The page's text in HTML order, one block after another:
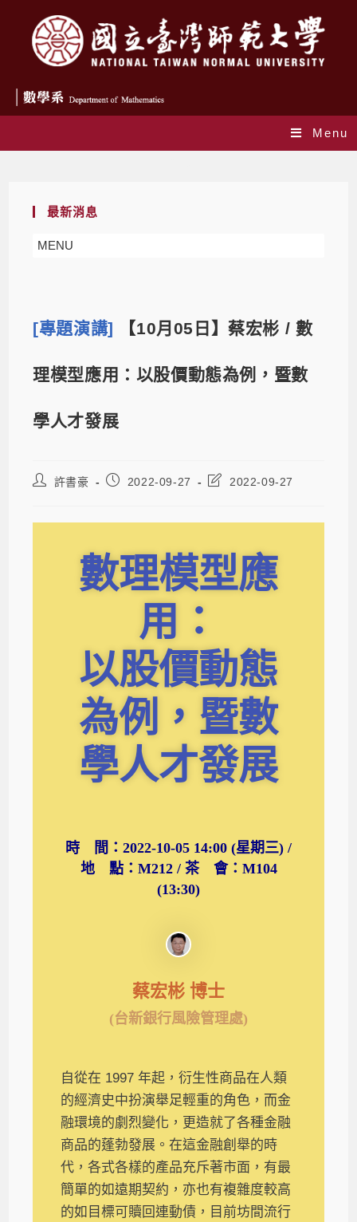
Menu
最新消息
MENU
[專題演講] 【10月05日】蔡宏彬 / 數
理模型應用：以股價動態為例，暨數
學人才發展
許書豪 2022-09-27 2022-09-27
數理模型應
用：
以股價動態
為例，暨數
學人才發展
時 間：2022-10-05 14:00 (星期三) /
地 點：M212 / 茶 會：M104
(13:30)
蔡宏彬 博士
(台新銀行風險管理處)
自從在 1997 年起，衍生性商品在人類
的經濟史中扮演舉足輕重的角色，而金
融環境的劇烈變化，更造就了各種金融
商品的蓬勃發展。在這金融創舉的時
代，各式各樣的產品充斥著市面，有最
簡單的如遠期契約，亦也有複雜度較高
的如目標可贖回連動債，目前坊間流行